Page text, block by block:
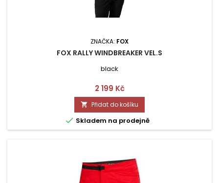
ZNAČKA: FOX
FOX RALLY WINDBREAKER VEL.S
black
Cena
2 199 Kč
 Přidat do košíku
 Skladem na prodejně